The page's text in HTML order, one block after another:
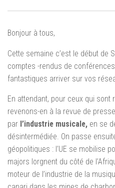
Bonjour à tous,
Cette semaine c’est le début de
comptes -rendus de
fantastiques arriver sur vos
En attendant, pour ceux qui sont
revenons-en à la revue de
par l’industrie musicale, en se
désintermédiée. On passe
géopolitiques : l’UE se mobilise
majors lorgnent du côté de
moteur de l’industrie de la